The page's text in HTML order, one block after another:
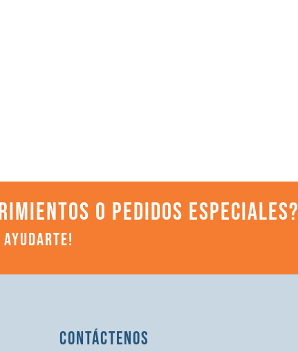
O PEDIDOS ESPECIALES?
CONTÁCTENOS